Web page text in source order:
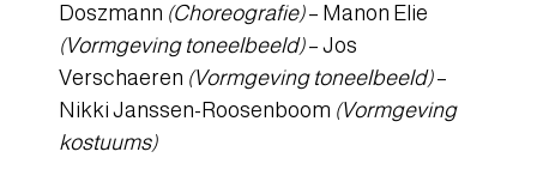
Doszmann (Choreografie)– Manon Elie
(Vormgeving toneelbeeld)– Jos
Verschaeren (Vormgeving toneelbeeld)–
Nikki Janssen-Roosenboom (Vormgeving
kostuums)